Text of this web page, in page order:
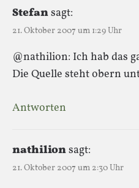
Stefansagt:
21. Oktober 2007 um 1:29 Uhr
@nathilion: Ich hab das
Die Quelle steht obern
Antworten
nathilionsagt:
21. Oktober 2007 um 2:30 Uhr